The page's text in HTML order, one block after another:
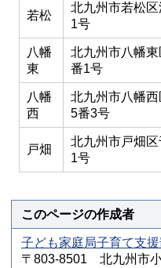
若松
北九州市若松
1号
八幡
東
北九州市八幡
番1号
八幡
西
北九州市八幡
5番3号
戸畑
北九州市戸畑
1号
このページの作成者
子ども家庭局子育て支
〒803-8501 北九州市